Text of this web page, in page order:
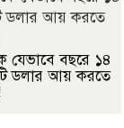
যেভাবে বছরে ১৪
ডলার আয় করতে